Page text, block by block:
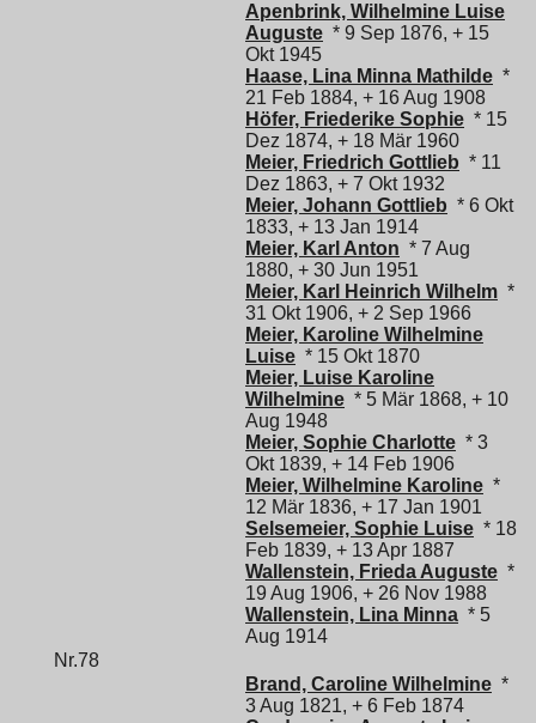
Apenbrink, Wilhelmine Luise
Auguste * 9 Sep 1876, + 15
Okt 1945
Haase, Lina Minna Mathilde *
21 Feb 1884, + 16 Aug 1908
Höfer, Friederike Sophie * 15
Dez 1874, + 18 Mär 1960
Meier, Friedrich Gottlieb * 11
Dez 1863, + 7 Okt 1932
Meier, Johann Gottlieb * 6 Okt
1833, + 13 Jan 1914
Meier, Karl Anton * 7 Aug
1880, + 30 Jun 1951
Meier, Karl Heinrich Wilhelm *
31 Okt 1906, + 2 Sep 1966
Meier, Karoline Wilhelmine
Luise * 15 Okt 1870
Meier, Luise Karoline
Wilhelmine * 5 Mär 1868, + 10
Aug 1948
Meier, Sophie Charlotte * 3
Okt 1839, + 14 Feb 1906
Meier, Wilhelmine Karoline *
12 Mär 1836, + 17 Jan 1901
Selsemeier, Sophie Luise * 18
Feb 1839, + 13 Apr 1887
Wallenstein, Frieda Auguste *
19 Aug 1906, + 26 Nov 1988
Wallenstein, Lina Minna * 5
Aug 1914
Nr.78
Brand, Caroline Wilhelmine *
3 Aug 1821, + 6 Feb 1874